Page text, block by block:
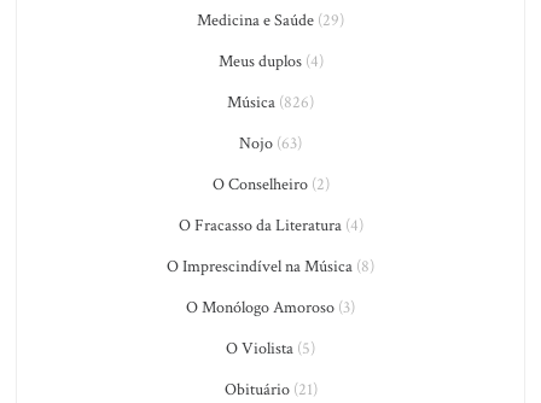
Medicina e Saúde (29)
Meus duplos(4)
Música (826)
Nojo (63)
O Conselheiro(2)
O Fracasso da Literatura(4)
O Imprescindível na Música (8)
O Monólogo Amoroso (3)
O Violista (5)
Obituário(21)